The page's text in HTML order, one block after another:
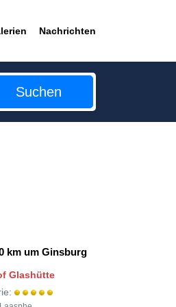
Nachrichten
Suchen
km um Ginsburg
Glashütte